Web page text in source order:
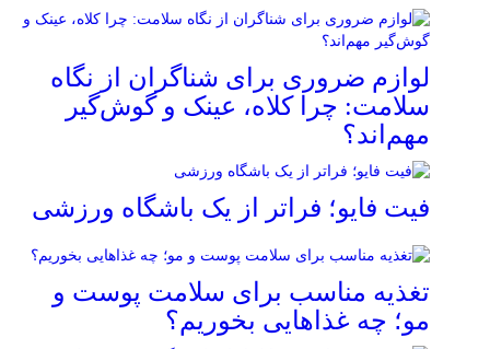
لوازم ضروری برای شناگران از نگاه
سلامت: چرا کلاه، عینک و گوش‌گیر
مهم‌اند؟
فیت ‌فایو؛ فراتر از یک باشگاه ورزشی
تغذیه مناسب برای سلامت پوست و
مو؛ چه غذاهایی بخوریم؟